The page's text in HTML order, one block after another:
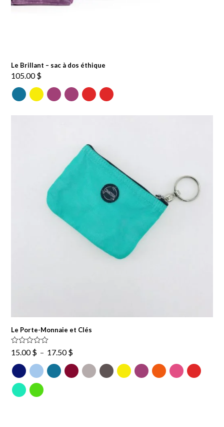
Le Brillant – sac à dos éthique
105.00$
Le Porte-Monnaie et Clés
Note
3.00
sur 5
15.00$ – 17.50$Plage
de
prix :